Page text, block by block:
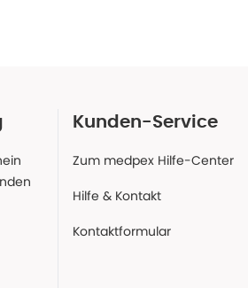
Kunden-Service
Zum medpex Hilfe-Center
Hilfe & Kontakt
Kontaktformular